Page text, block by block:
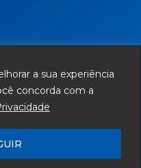
a sua experiência
concorda com a